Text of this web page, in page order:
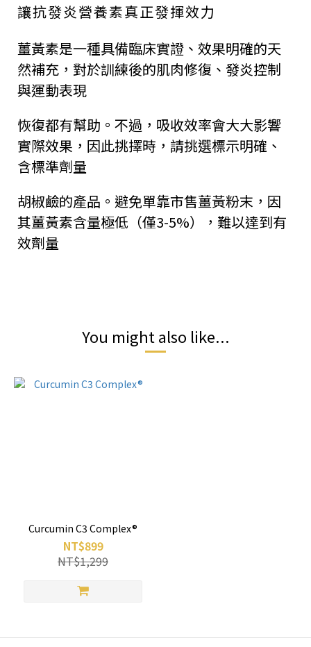
讓抗發炎營養素真正發揮效力
薑黃素是一種具備臨床實證、效果明確的天
然補充，對於訓練後的肌肉修復、發炎控制
與運動表現
恢復都有幫助。不過，吸收效率會大大影響
實際效果，因此挑擇時，請挑選標示明確、
含標準劑量
胡椒鹼的產品。避免單靠市售薑黃粉末，因
其薑黃素含量極低（僅3-5%），難以達到有
效劑量
You might also like...
Curcumin C3 Complex®
NT$899
NT$1,299